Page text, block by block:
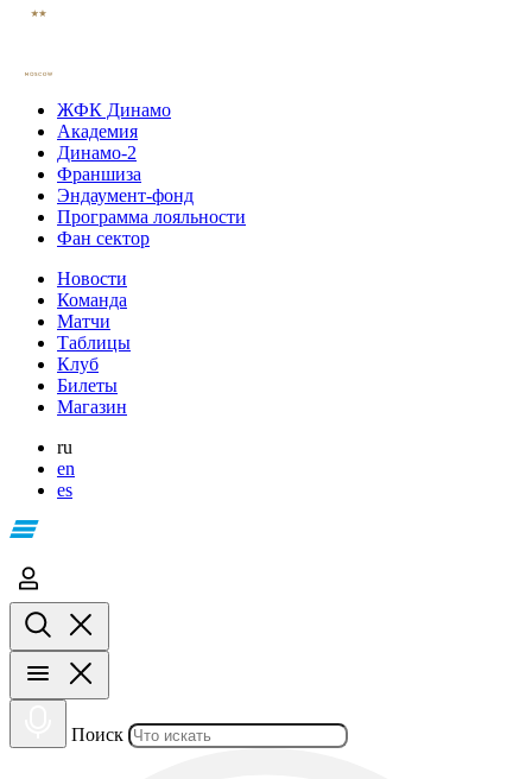
ЖФК Динамо
Академия
Динамо-2
Франшиза
Эндаумент-фонд
Программа лояльности
Фан сектор
Новости
Команда
Матчи
Таблицы
Клуб
Билеты
Магазин
ru
en
es
Поиск